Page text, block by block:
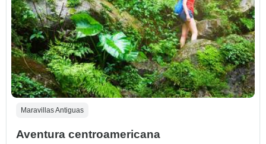
Maravillas Antiguas
Aventura centroamericana